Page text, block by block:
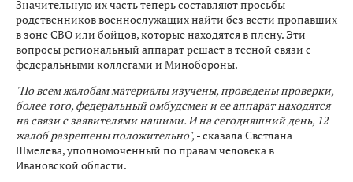
Значительную их часть теперь составляют просьбы
родственников военнослужащих найти без вести пропавших
в зоне СВО или бойцов, которые находятся в плену. Эти
вопросы региональный аппарат решает в тесной связи с
федеральными коллегами и Минобороны.
"По всем жалобам материалы изучены, проведены проверки,
более того, федеральный омбудсмен и ее аппарат находятся
на связи с заявителями нашими. И на сегодняшний день, 12
жалоб разрешены положительно", - сказала Светлана
Шмелева, уполномоченный по правам человека в
Ивановской области.